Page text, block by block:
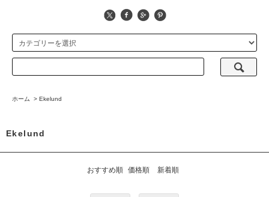
ホーム > Ekelund
Ekelund
おすすめ順 価格順 新着順